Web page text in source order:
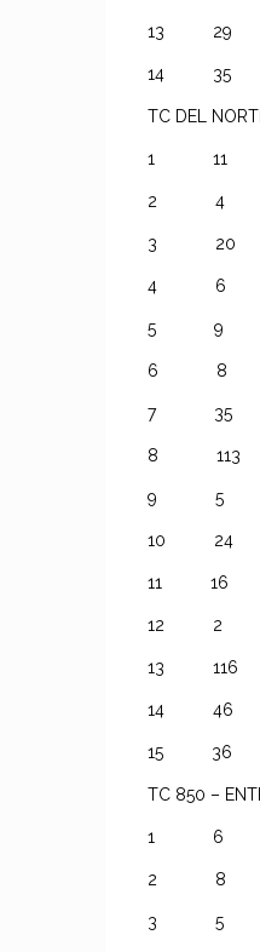
13 29
14 35
TC DEL
1 11
2 4
3 20
4 6
5 9
6 8
7 35
8 113
9 5
10 24
11 16
12 2
13 116
14 46
15 36
TC 850 –
1 6
2 8
3 5